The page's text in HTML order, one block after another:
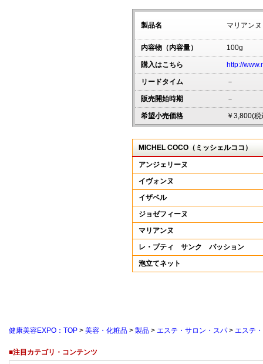
製品名 マリアンヌ
内容物（内容量） 100g
購入はこちら http://
リードタイム －
販売開始時期 －
希望小売価格 ￥3,800(税
MICHEL COCO（ミッシェルココ）
アンジェリーヌ
イヴォンヌ
イザベル
ジョゼフィーヌ
マリアンヌ
レ・プティ サンク パッション
泡立てネット
健康美容EXPO：TOP > 美容・化粧品 > 製品 > エステ・サロン・スパ> エステ
■注目カテゴリ・コンテンツ